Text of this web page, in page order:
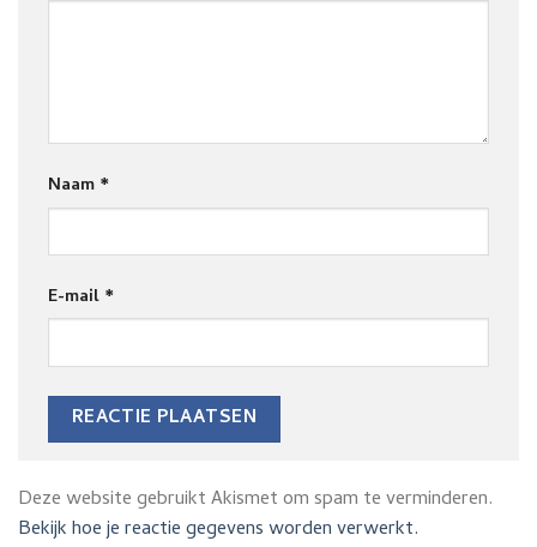
Naam *
E-mail *
Deze website gebruikt Akismet om spam te verminderen.
Bekijk hoe je reactie gegevens worden verwerkt.